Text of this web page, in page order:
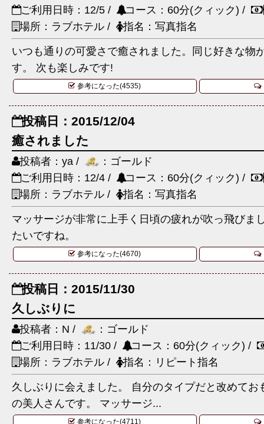
ご利用日時：12/5 /
コース：60分(クィック) /
場所：ラブホテル /
指名：写真指名
いつも通りの可愛さで癒されました。同じ好きな物
す。 次も楽しみです!
参考になった(4535)
投稿日：2015/12/04
癒されました
投稿者：ya /
：ゴールド
ご利用日時：12/4 /
コース：60分(クィック) /
場所：ラブホテル /
指名：写真指名
マッサージが非常に上手く日頃の疲れが吹っ飛びま
たいですね。
参考になった(4670)
投稿日：2015/11/30
久しぶりに
投稿者：N /
：ゴールド
ご利用日時：11/30 /
コース：60分(クィック) /
場所：ラブホテル /
指名：リピート指名
久しぶりに会えました。 自分のタイプだと改めてお
の美人さんです。 マッサージ...
参考になった(4711)